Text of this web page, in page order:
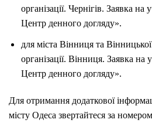
організації. Чернігів. Заявка на
Центр денного догляду».
для міста Вінниця та
організації. Вінниця. Заявка на
Центр денного догляду».
Для отримання додаткової
місту Одеса звертайтеся за